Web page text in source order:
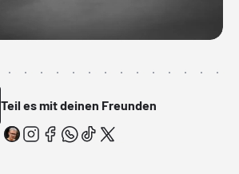
Teil es mit deinen Freunden